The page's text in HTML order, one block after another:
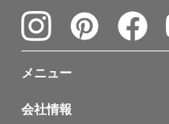
メニュー
会社情報